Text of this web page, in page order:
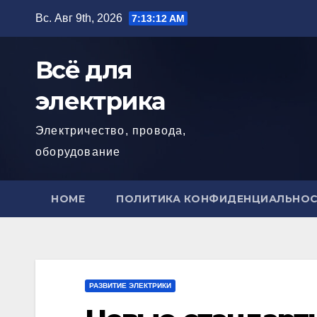
Вс. Авг 9th, 2026 7:13:13 AM
Всё для
электрика
Электричество, провода,
оборудование
HOME ПОЛИТИКА
РАЗВИТИЕ ЭЛЕКТРИКИ